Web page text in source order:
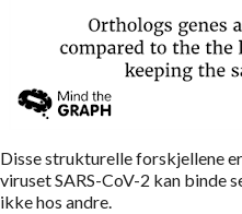
Disse strukturelle forskjellene
viruset SARS-CoV-2 kan binde
ikke hos andre.